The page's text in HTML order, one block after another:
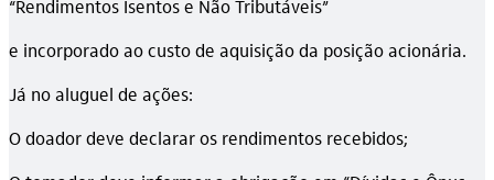
“Rendimentos Isentos e Não Tributáveis”
e incorporado ao custo de aquisição da posição acionária.
Já no aluguel de ações:
O doador deve declarar os rendimentos recebidos;